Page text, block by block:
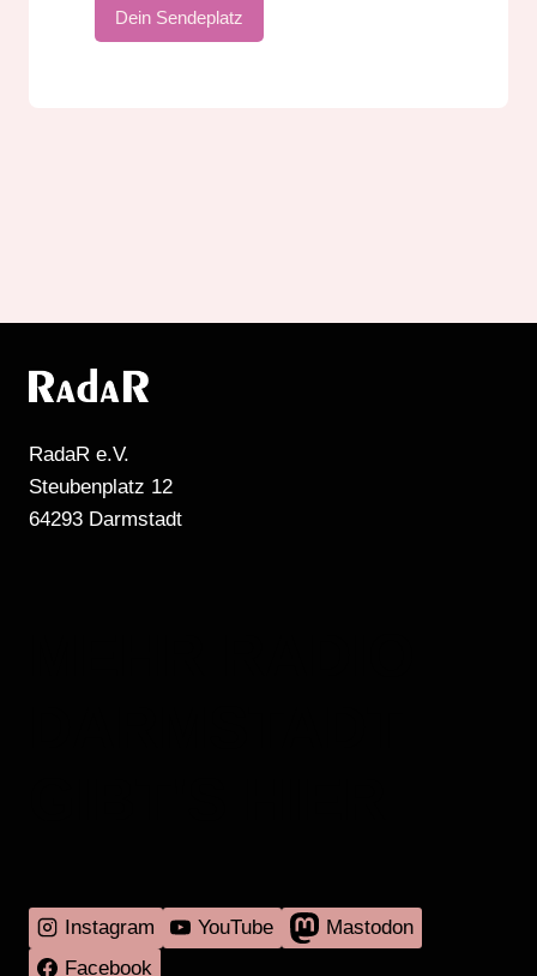
Dein Sendeplatz
RadaR e.V.
Steubenplatz 12
64293 Darmstadt
Instagram YouTube
Mastodon
Facebook